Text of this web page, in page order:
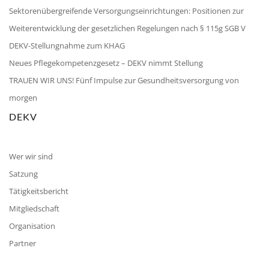
Sektorenübergreifende Versorgungseinrichtungen: Positionen zur
Weiterentwicklung der gesetzlichen Regelungen nach § 115g SGB V
DEKV-Stellungnahme zum KHAG
Neues Pflegekompetenzgesetz – DEKV nimmt Stellung
TRAUEN WIR UNS! Fünf Impulse zur Gesundheitsversorgung von
morgen
DEKV
Wer wir sind
Satzung
Tätigkeitsbericht
Mitgliedschaft
Organisation
Partner